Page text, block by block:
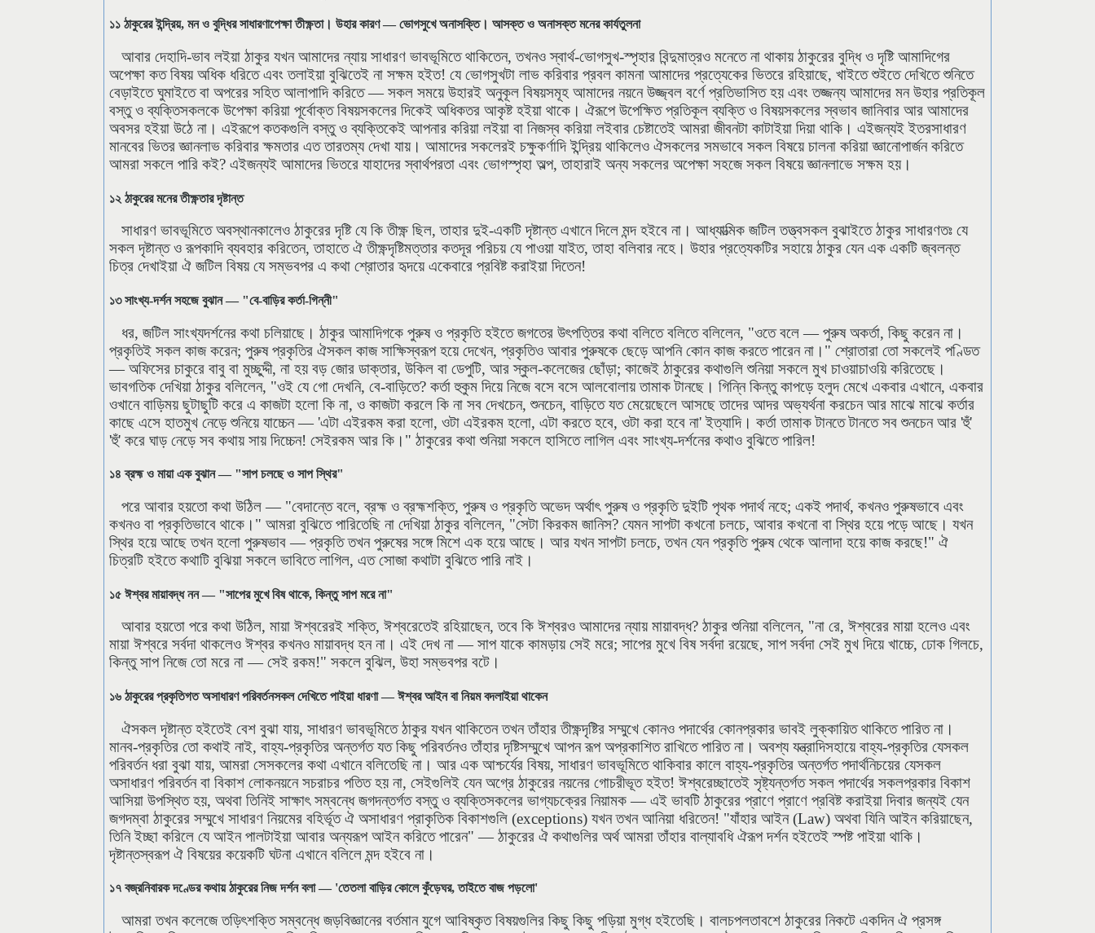
১১ ঠাকুরের ইন্দ্রিয়, মন ও বুদ্ধির সাধারণাপেক্ষা তীক্ষ্ণতা। উহার কারণ — ভোগসুখে অনাসক্তি। আসক্ত ও অনাসক্ত মনের কার্যতুলনা
আবার দেহাদি-ভাব লইয়া ঠাকুর যখন আমাদের ন্যায় সাধারণ ভাবভূমিতে থাকিতেন, তখনও স্বার্থ-ভোগসুখ-স্পৃহার বিন্দুমাত্রও মনেতে না থাকায় ঠাকুরের বুদ্ধি ও দৃষ্টি আমাদিগের
অপেক্ষা কত বিষয় অধিক ধরিতে এবং তলাইয়া বুঝিতেই না সক্ষম হইত! যে ভোগসুখটা লাভ করিবার প্রবল কামনা আমাদের প্রত্যেকের ভিতরে রহিয়াছে, খাইতে শুইতে দেখিতে শুনিতে
বেড়াইতে ঘুমাইতে বা অপরের সহিত আলাপাদি করিতে — সকল সময়ে উহারই অনুকূল বিষয়সমূহ আমাদের নয়নে উজ্জ্বল বর্ণে প্রতিভাসিত হয় এবং তজ্জন্য আমাদের মন উহার প্রতিকূল
বস্তু ও ব্যক্তিসকলকে উপেক্ষা করিয়া পূর্বোক্ত বিষয়সকলের দিকেই অধিকতর আকৃষ্ট হইয়া থাকে। ঐরূপে উপেক্ষিত প্রতিকূল ব্যক্তি ও বিষয়সকলের স্বভাব জানিবার আর আমাদের
অবসর হইয়া উঠে না। এইরূপে কতকগুলি বস্তু ও ব্যক্তিকেই আপনার করিয়া লইয়া বা নিজস্ব করিয়া লইবার চেষ্টাতেই আমরা জীবনটা কাটাইয়া দিয়া থাকি। এইজন্যই ইতরসাধারণ
মানবের ভিতর জ্ঞানলাভ করিবার ক্ষমতার এত তারতম্য দেখা যায়। আমাদের সকলেরই চক্ষুকর্ণাদি ইন্দ্রিয় থাকিলেও ঐসকলের সমভাবে সকল বিষয়ে চালনা করিয়া জ্ঞানোপার্জন করিতে
আমরা সকলে পারি কই? এইজন্যই আমাদের ভিতরে যাহাদের স্বার্থপরতা এবং ভোগস্পৃহা অল্প, তাহারাই অন্য সকলের অপেক্ষা সহজে সকল বিষয়ে জ্ঞানলাভে সক্ষম হয়।
১২ ঠাকুরের মনের তীক্ষ্ণতার দৃষ্টান্ত
সাধারণ ভাবভূমিতে অবস্থানকালেও ঠাকুরের দৃষ্টি যে কি তীক্ষ্ণ ছিল, তাহার দুই-একটি দৃষ্টান্ত এখানে দিলে মন্দ হইবে না। আধ্যাত্মিক জটিল তত্ত্বসকল বুঝাইতে ঠাকুর সাধারণতঃ যে
সকল দৃষ্টান্ত ও রূপকাদি ব্যবহার করিতেন, তাহাতে ঐ তীক্ষ্ণদৃষ্টিমত্তার কতদূর পরিচয় যে পাওয়া যাইত, তাহা বলিবার নহে। উহার প্রত্যেকটির সহায়ে ঠাকুর যেন এক একটি জ্বলন্ত
চিত্র দেখাইয়া ঐ জটিল বিষয় যে সম্ভবপর এ কথা শ্রোতার হৃদয়ে একেবারে প্রবিষ্ট করাইয়া দিতেন!
১৩ সাংখ্য-দর্শন সহজে বুঝান — "বে-বাড়ির কর্তা-গিন্নী"
ধর, জটিল সাংখ্যদর্শনের কথা চলিয়াছে। ঠাকুর আমাদিগকে পুরুষ ও প্রকৃতি হইতে জগতের উৎপত্তির কথা বলিতে বলিতে বলিলেন, "ওতে বলে — পুরুষ অকর্তা, কিছু করেন না।
প্রকৃতিই সকল কাজ করেন; পুরুষ প্রকৃতির ঐসকল কাজ সাক্ষিস্বরূপ হয়ে দেখেন, প্রকৃতিও আবার পুরুষকে ছেড়ে আপনি কোন কাজ করতে পারেন না।" শ্রোতারা তো সকলেই পণ্ডিত
— অফিসের চাকুরে বাবু বা মুচ্ছুদ্দী, না হয় বড় জোর ডাক্তার, উকিল বা ডেপুটি, আর স্কুল-কলেজের ছোঁড়া; কাজেই ঠাকুরের কথাগুলি শুনিয়া সকলে মুখ চাওয়াচাওয়ি করিতেছে।
ভাবগতিক দেখিয়া ঠাকুর বলিলেন, "ওই যে গো দেখনি, বে-বাড়িতে? কর্তা হুকুম দিয়ে নিজে বসে বসে আলবোলায় তামাক টানছে। গিন্নি কিন্তু কাপড়ে হলুদ মেখে একবার এখানে, একবার
ওখানে বাড়িময় ছুটাছুটি করে এ কাজটা হলো কি না, ও কাজটা করলে কি না সব দেখচেন, শুনচেন, বাড়িতে যত মেয়েছেলে আসছে তাদের আদর অভ্যর্থনা করচেন আর মাঝে মাঝে কর্তার
কাছে এসে হাতমুখ নেড়ে শুনিয়ে যাচ্চেন — 'এটা এইরকম করা হলো, ওটা এইরকম হলো, এটা করতে হবে, ওটা করা হবে না' ইত্যাদি। কর্তা তামাক টানতে টানতে সব শুনচেন আর 'হুঁ'
'হুঁ' করে ঘাড় নেড়ে সব কথায় সায় দিচ্চেন! সেইরকম আর কি।" ঠাকুরের কথা শুনিয়া সকলে হাসিতে লাগিল এবং সাংখ্য-দর্শনের কথাও বুঝিতে পারিল!
১৪ ব্রহ্ম ও মায়া এক বুঝান — "সাপ চলছে ও সাপ স্থির"
পরে আবার হয়তো কথা উঠিল — "বেদান্তে বলে, ব্রহ্ম ও ব্রহ্মশক্তি, পুরুষ ও প্রকৃতি অভেদ অর্থাৎ পুরুষ ও প্রকৃতি দুইটি পৃথক পদার্থ নহে; একই পদার্থ, কখনও পুরুষভাবে এবং
কখনও বা প্রকৃতিভাবে থাকে।" আমরা বুঝিতে পারিতেছি না দেখিয়া ঠাকুর বলিলেন, "সেটা কিরকম জানিস? যেমন সাপটা কখনো চলচে, আবার কখনো বা স্থির হয়ে পড়ে আছে। যখন
স্থির হয়ে আছে তখন হলো পুরুষভাব — প্রকৃতি তখন পুরুষের সঙ্গে মিশে এক হয়ে আছে। আর যখন সাপটা চলচে, তখন যেন প্রকৃতি পুরুষ থেকে আলাদা হয়ে কাজ করছে!" ঐ
চিত্রটি হইতে কথাটি বুঝিয়া সকলে ভাবিতে লাগিল, এত সোজা কথাটা বুঝিতে পারি নাই।
১৫ ঈশ্বর মায়াবদ্ধ নন — "সাপের মুখে বিষ থাকে, কিন্তু সাপ মরে না"
আবার হয়তো পরে কথা উঠিল, মায়া ঈশ্বরেরই শক্তি, ঈশ্বরেতেই রহিয়াছেন, তবে কি ঈশ্বরও আমাদের ন্যায় মায়াবদ্ধ? ঠাকুর শুনিয়া বলিলেন, "না রে, ঈশ্বরের মায়া হলেও এবং
মায়া ঈশ্বরে সর্বদা থাকলেও ঈশ্বর কখনও মায়াবদ্ধ হন না। এই দেখ না — সাপ যাকে কামড়ায় সেই মরে; সাপের মুখে বিষ সর্বদা রয়েছে, সাপ সর্বদা সেই মুখ দিয়ে খাচ্চে, ঢোক গিলচে,
কিন্তু সাপ নিজে তো মরে না — সেই রকম!" সকলে বুঝিল, উহা সম্ভবপর বটে।
১৬ ঠাকুরের প্রকৃতিগত অসাধারণ পরিবর্তনসকল দেখিতে পাইয়া ধারণা — ঈশ্বর আইন বা নিয়ম বদলাইয়া থাকেন
ঐসকল দৃষ্টান্ত হইতেই বেশ বুঝা যায়, সাধারণ ভাবভূমিতে ঠাকুর যখন থাকিতেন তখন তাঁহার তীক্ষ্ণদৃষ্টির সম্মুখে কোনও পদার্থের কোনপ্রকার ভাবই লুক্কায়িত থাকিতে পারিত না।
মানব-প্রকৃতির তো কথাই নাই, বাহ্য-প্রকৃতির অন্তর্গত যত কিছু পরিবর্তনও তাঁহার দৃষ্টিসম্মুখে আপন রূপ অপ্রকাশিত রাখিতে পারিত না। অবশ্য যন্ত্রাদিসহায়ে বাহ্য-প্রকৃতির যেসকল
পরিবর্তন ধরা বুঝা যায়, আমরা সেসকলের কথা এখানে বলিতেছি না। আর এক আশ্চর্যের বিষয়, সাধারণ ভাবভূমিতে থাকিবার কালে বাহ্য-প্রকৃতির অন্তর্গত পদার্থনিচয়ের যেসকল
অসাধারণ পরিবর্তন বা বিকাশ লোকনয়নে সচরাচর পতিত হয় না, সেইগুলিই যেন অগ্রে ঠাকুরের নয়নের গোচরীভূত হইত! ঈশ্বরেচ্ছাতেই সৃষ্ট্যন্তর্গত সকল পদার্থের সকলপ্রকার বিকাশ
আসিয়া উপস্থিত হয়, অথবা তিনিই সাক্ষাৎ সম্বন্ধে জগদন্তর্গত বস্তু ও ব্যক্তিসকলের ভাগ্যচক্রের নিয়ামক — এই ভাবটি ঠাকুরের প্রাণে প্রাণে প্রবিষ্ট করাইয়া দিবার জন্যই যেন
জগদম্বা ঠাকুরের সম্মুখে সাধারণ নিয়মের বহির্ভূত ঐ অসাধারণ প্রাকৃতিক বিকাশগুলি(exceptions) যখন তখন আনিয়া ধরিতেন! "যাঁহার আইন(Law) অথবা যিনি আইন করিয়াছেন,
তিনি ইচ্ছা করিলে যে আইন পালটাইয়া আবার অন্যরূপ আইন করিতে পারেন" — ঠাকুরের ঐ কথাগুলির অর্থ আমরা তাঁহার বাল্যাবধি ঐরূপ দর্শন হইতেই স্পষ্ট পাইয়া থাকি।
দৃষ্টান্তস্বরূপ ঐ বিষয়ের কয়েকটি ঘটনা এখানে বলিলে মন্দ হইবে না।
১৭ বজ্রনিবারক দণ্ডের কথায় ঠাকুরের নিজ দর্শন বলা — 'তেতলা বাড়ির কোলে কুঁড়েঘর, তাইতে বাজ পড়লো'
আমরা তখন কলেজে তড়িৎশক্তি সম্বন্ধে জড়বিজ্ঞানের বর্তমান যুগে আবিষ্কৃত বিষয়গুলির কিছু কিছু পড়িয়া মুগ্ধ হইতেছি। বালচপলতাবশে ঠাকুরের নিকটে একদিন ঐ প্রসঙ্গ